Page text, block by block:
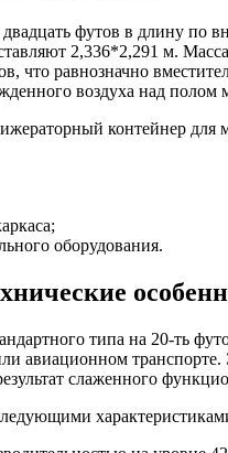
футов в длину по
2,336*2,291 м.
что равнозначно
воздуха над полом
контейнер для
оборудования.
типа на 20-ть
авиационном
слаженного